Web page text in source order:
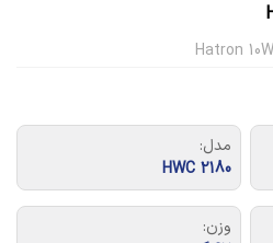
Hatron
مدل:
HWC 2180
وزن: